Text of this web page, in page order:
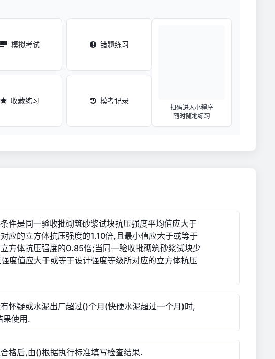
模拟考试 错题练习
收藏练习 模考记录
扫码进入小程序
随时随地练习
件是同一验收批砌筑砂浆试块抗压强度平均值应大于
应的立方体抗压强度的1.10倍,且最小值应大于或等于
方体抗压强度的0.85倍;当同一验收批砌筑砂浆试块少
度值应大于或等于设计强度等级所对应的立方体抗压
怀疑或水泥出厂超过()个月(快硬水泥超过一个月)时,
果使用.
格后,由()根据执行标准填写检查结果.